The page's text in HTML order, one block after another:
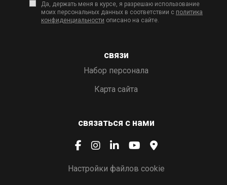
Да, держать меня в курсе, я разрешаю использование
моих персональных данных в соответствии с политика
конфиденциальности описано на сайте.
связи
Набор персонала
Карта сайта
связаться с нами
Настройки файлов cookie